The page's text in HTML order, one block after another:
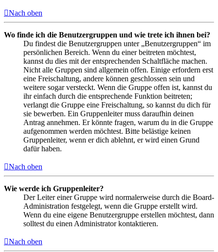
Nach oben
Wo finde ich die Benutzergruppen und wie trete ich ihnen bei?
Du findest die Benutzergruppen unter „Benutzergruppen“ im
persönlichen Bereich. Wenn du einer beitreten möchtest,
kannst du dies mit der entsprechenden Schaltfläche machen.
Nicht alle Gruppen sind allgemein offen. Einige erfordern erst
eine Freischaltung, andere können geschlossen sein und
weitere sogar versteckt. Wenn die Gruppe offen ist, kannst du
ihr einfach durch die entsprechende Funktion beitreten;
verlangt die Gruppe eine Freischaltung, so kannst du dich für
sie bewerben. Ein Gruppenleiter muss daraufhin deinen
Antrag annehmen. Er könnte fragen, warum du in die Gruppe
aufgenommen werden möchtest. Bitte belästige keinen
Gruppenleiter, wenn er dich ablehnt, er wird einen Grund
dafür haben.
Nach oben
Wie werde ich Gruppenleiter?
Der Leiter einer Gruppe wird normalerweise durch die Board-
Administration festgelegt, wenn die Gruppe erstellt wird.
Wenn du eine eigene Benutzergruppe erstellen möchtest, dann
solltest du einen Administrator kontaktieren.
Nach oben